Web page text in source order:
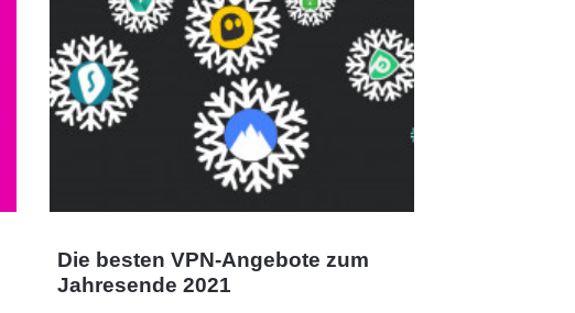
Die besten VPN-Angebote zum
Jahresende 2021